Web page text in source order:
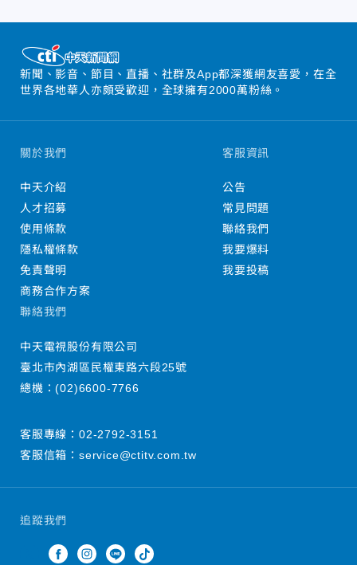
新聞、影音、節目、直播、社群及App都深獲網友喜愛，在全
世界各地華人亦頗受歡迎，全球擁有2000萬粉絲。
追蹤我們
關於我們
中天介紹
人才招募
使用條款
隱私權條款
免責聲明
商務合作方案
客服資訊
公告
常見問題
聯絡我們
我要爆料
我要投稿
聯絡我們
中天電視股份有限公司
臺北市內湖區民權東路六段25號
總機：(02)6600-7766
客服專線： 02-2792-3151
客服信箱： service@ctitv.com.tw